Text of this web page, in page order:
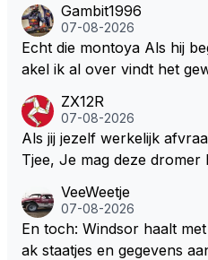
milton, hahahaha. Latifi
n dicht met als onbetwiste
S Lawson natuurlijk
Gambit1996
07-08-2026
Echt die montoya Als hij begint te praten op f1tv sch
akel ik al over vindt het
weet 🤮🤮
ZX12R
07-08-2026
Als jij jezelf werkelijk
Tjee, Je mag deze dromer
aar voordragen uit eigen
at je het leuk vindt
jezelf dan ook wel eens
VeeWeetje
07-08-2026
En toch: Windsor haalt
ak staatjes en gegevens